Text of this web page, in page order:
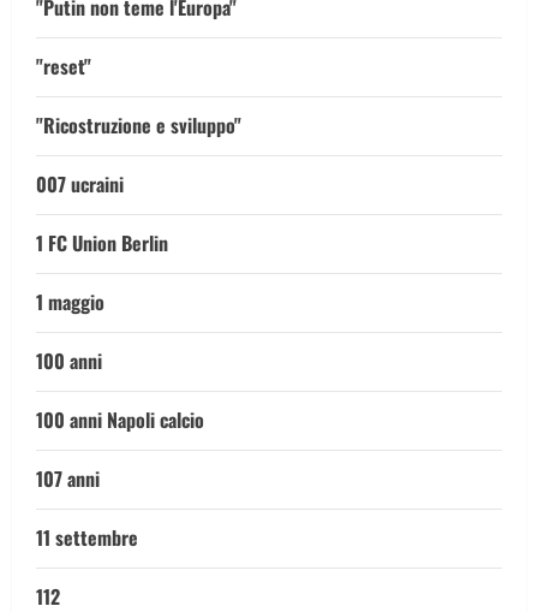
"Putin non teme l'Europa"
"reset"
"Ricostruzione e sviluppo"
007 ucraini
1 FC Union Berlin
1 maggio
100 anni
100 anni Napoli calcio
107 anni
11 settembre
112